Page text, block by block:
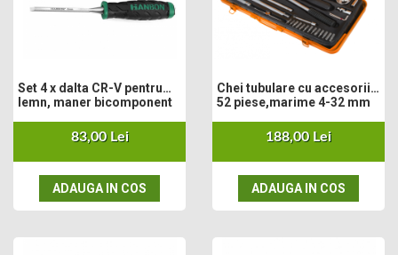
Motopompe
Batoze
Tocatori vegetatie
Zdrobitori
Mașini hidraulice de despicat lemne
Set 4 x dalta CR-V pentru
lemn, maner bicomponent
83,00 Lei
ADAUGA IN COS
Chei tubulare cu accesorii
52 piese,marime 4-32 mm
188,00 Lei
ADAUGA IN COS